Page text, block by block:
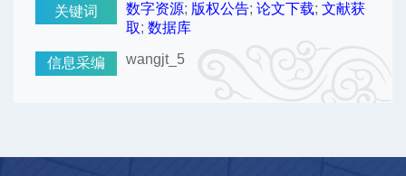
关键词 数字资源; 版权公告; 论文下载; 文献获
取; 数据库
信息采编 wangjt_5